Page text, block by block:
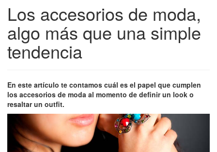
Los accesorios de moda,
algo más que una simple
tendencia
En este artículo te contamos cuál es el papel que cumplen
los accesorios de moda al momento de definir un look o
resaltar un outfit.